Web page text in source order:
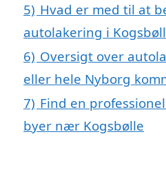
5) Hvad er med til at
autolakering i
6) Oversigt over
eller hele Nyborg
7) Find en
byer nær Kogsbølle